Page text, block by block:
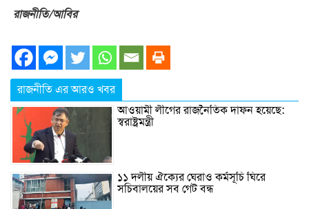
রাজনীতি/আবির
রাজনীতি এর আরও খবর
আওয়ামী লীগের রাজনৈতিক দাফন হয়েছে:
স্বরাষ্ট্রমন্ত্রী
১১ দলীয় ঐক্যের ঘেরাও কর্মসূচি ঘিরে
সচিবালয়ের সব গেট বন্ধ